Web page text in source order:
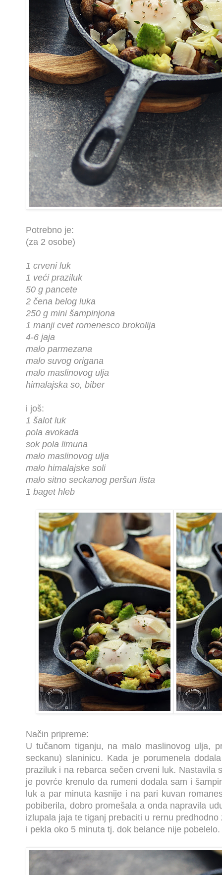
Potrebno je:
(za 2 osobe)
1 crveni luk
1 veći praziluk
50 g pancete
2 čena belog luka
250 g mini šampinjona
1 manji cvet romenesco brokolija
4-6 jaja
malo parmezana
malo suvog origana
malo maslinovog ulja
himalajska so, biber
i još:
1 šalot luk
pola avokada
sok pola limuna
malo maslinovog ulja
malo himalajske soli
malo sitno seckanog peršun lista
1 baget hleb
Način pripreme:
U tučanom tiganju, na malo maslinovog ulja,
seckanu) slaninicu. Kada je porumenela
praziluk i na rebarca sečen crveni luk. Nastavila
je povrće krenulo da rumeni dodala sam i
luk a par minuta kasnije i na pari kuvan
pobiberila, dobro promešala a onda napravila
izlupala jaja te tiganj prebaciti u rernu
i pekla oko 5 minuta tj. dok belance nije pobelelo.